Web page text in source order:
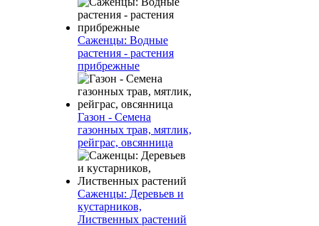
Саженцы: Водные
растения - растения
прибрежные
Газон - Семена
газонных трав, мятлик,
рейграс, овсянница
Саженцы: Деревьев и
кустарников,
Лиственных растений